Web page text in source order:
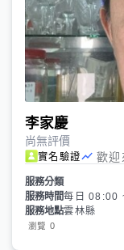
李家慶
尚無評價
實名驗證 歡迎
服務分類
服務時間每日 08:00
服務地點雲林縣
瀏覽 0